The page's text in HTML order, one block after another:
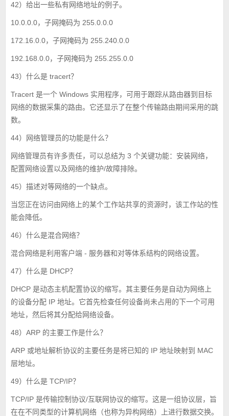
42）给出一些私有网络地址的例子。
10.0.0.0，子网掩码为 255.0.0.0
172.16.0.0，子网掩码为 255.240.0.0
192.168.0.0，子网掩码为 255.255.0.0
43）什么是 tracert？
Tracert 是一个 Windows 实用程序，可用于跟踪从路由器到目标
网络的数据采集的路由。它还显示了在整个传输路由期间采用的跳
数。
44）网络管理员的功能是什么？
网络管理员有许多责任，可以总结为 3 个关键功能：安装网络，
配置网络设置以及网络的维护/故障排除。
45）描述对等网络的一个缺点。
当您正在访问由网络上的某个工作站共享的资源时，该工作站的性
能会降低。
46）什么是混合网络？
混合网络是利用客户端 - 服务器和对等体系结构的网络设置。
47）什么是 DHCP？
DHCP 是动态主机配置协议的缩写。其主要任务是自动为网络上
的设备分配 IP 地址。它首先检查任何设备尚未占用的下一个可用
地址，然后将其分配给网络设备。
48）ARP 的主要工作是什么？
ARP 或地址解析协议的主要任务是将已知的 IP 地址映射到 MAC
层地址。
49）什么是 TCP/IP？
TCP/IP 是传输控制协议/互联网协议的缩写。这是一组协议层，旨
在在不同类型的计算机网络（也称为异构网络）上进行数据交换。